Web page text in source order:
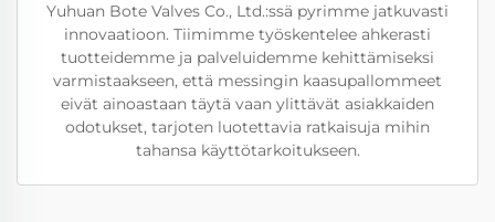
Yuhuan Bote Valves Co., Ltd.:ssä pyrimme jatkuvasti
innovaatioon. Tiimimme työskentelee ahkerasti
tuotteidemme ja palveluidemme kehittämiseksi
varmistaakseen, että messingin kaasupallommeet
eivät ainoastaan täytä vaan ylittävät asiakkaiden
odotukset, tarjoten luotettavia ratkaisuja mihin
tahansa käyttötarkoitukseen.